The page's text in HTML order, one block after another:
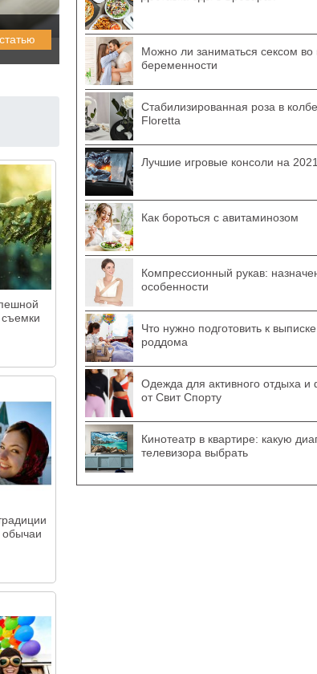
обычаи
Можно ли заниматься сексом во
беременности
Стабилизированная роза в
Floretta
Лучшие игровые консоли на
Как бороться с авитаминозом
Компрессионный рукав:
особенности
Что нужно подготовить к
роддома
Одежда для активного отдыха и
от Свит Спорту
Кинотеатр в квартире: какую
телевизора выбрать